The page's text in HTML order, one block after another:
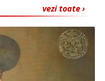
vezi toate ›